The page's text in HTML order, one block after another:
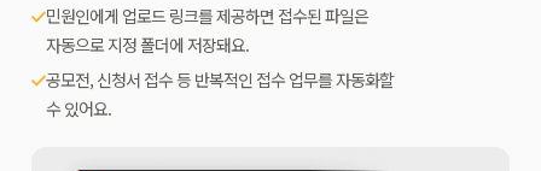
민원인에게 업로드 링크를 제공하면 접수된 파일은
자동으로 지정 폴더에 저장돼요.
공모전, 신청서 접수 등 반복적인 접수 업무를 자동화할
수 있어요.